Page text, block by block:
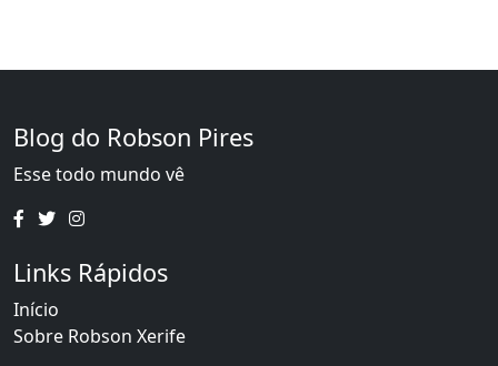
Blog do Robson Pires
Esse todo mundo vê
Links Rápidos
Início
Sobre Robson Xerife